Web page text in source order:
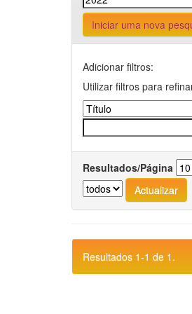
Iniciar uma nova
Adicionar filtros:
Utilizar filtros para
Resultados/Página
Resultados 1-1 de 1.